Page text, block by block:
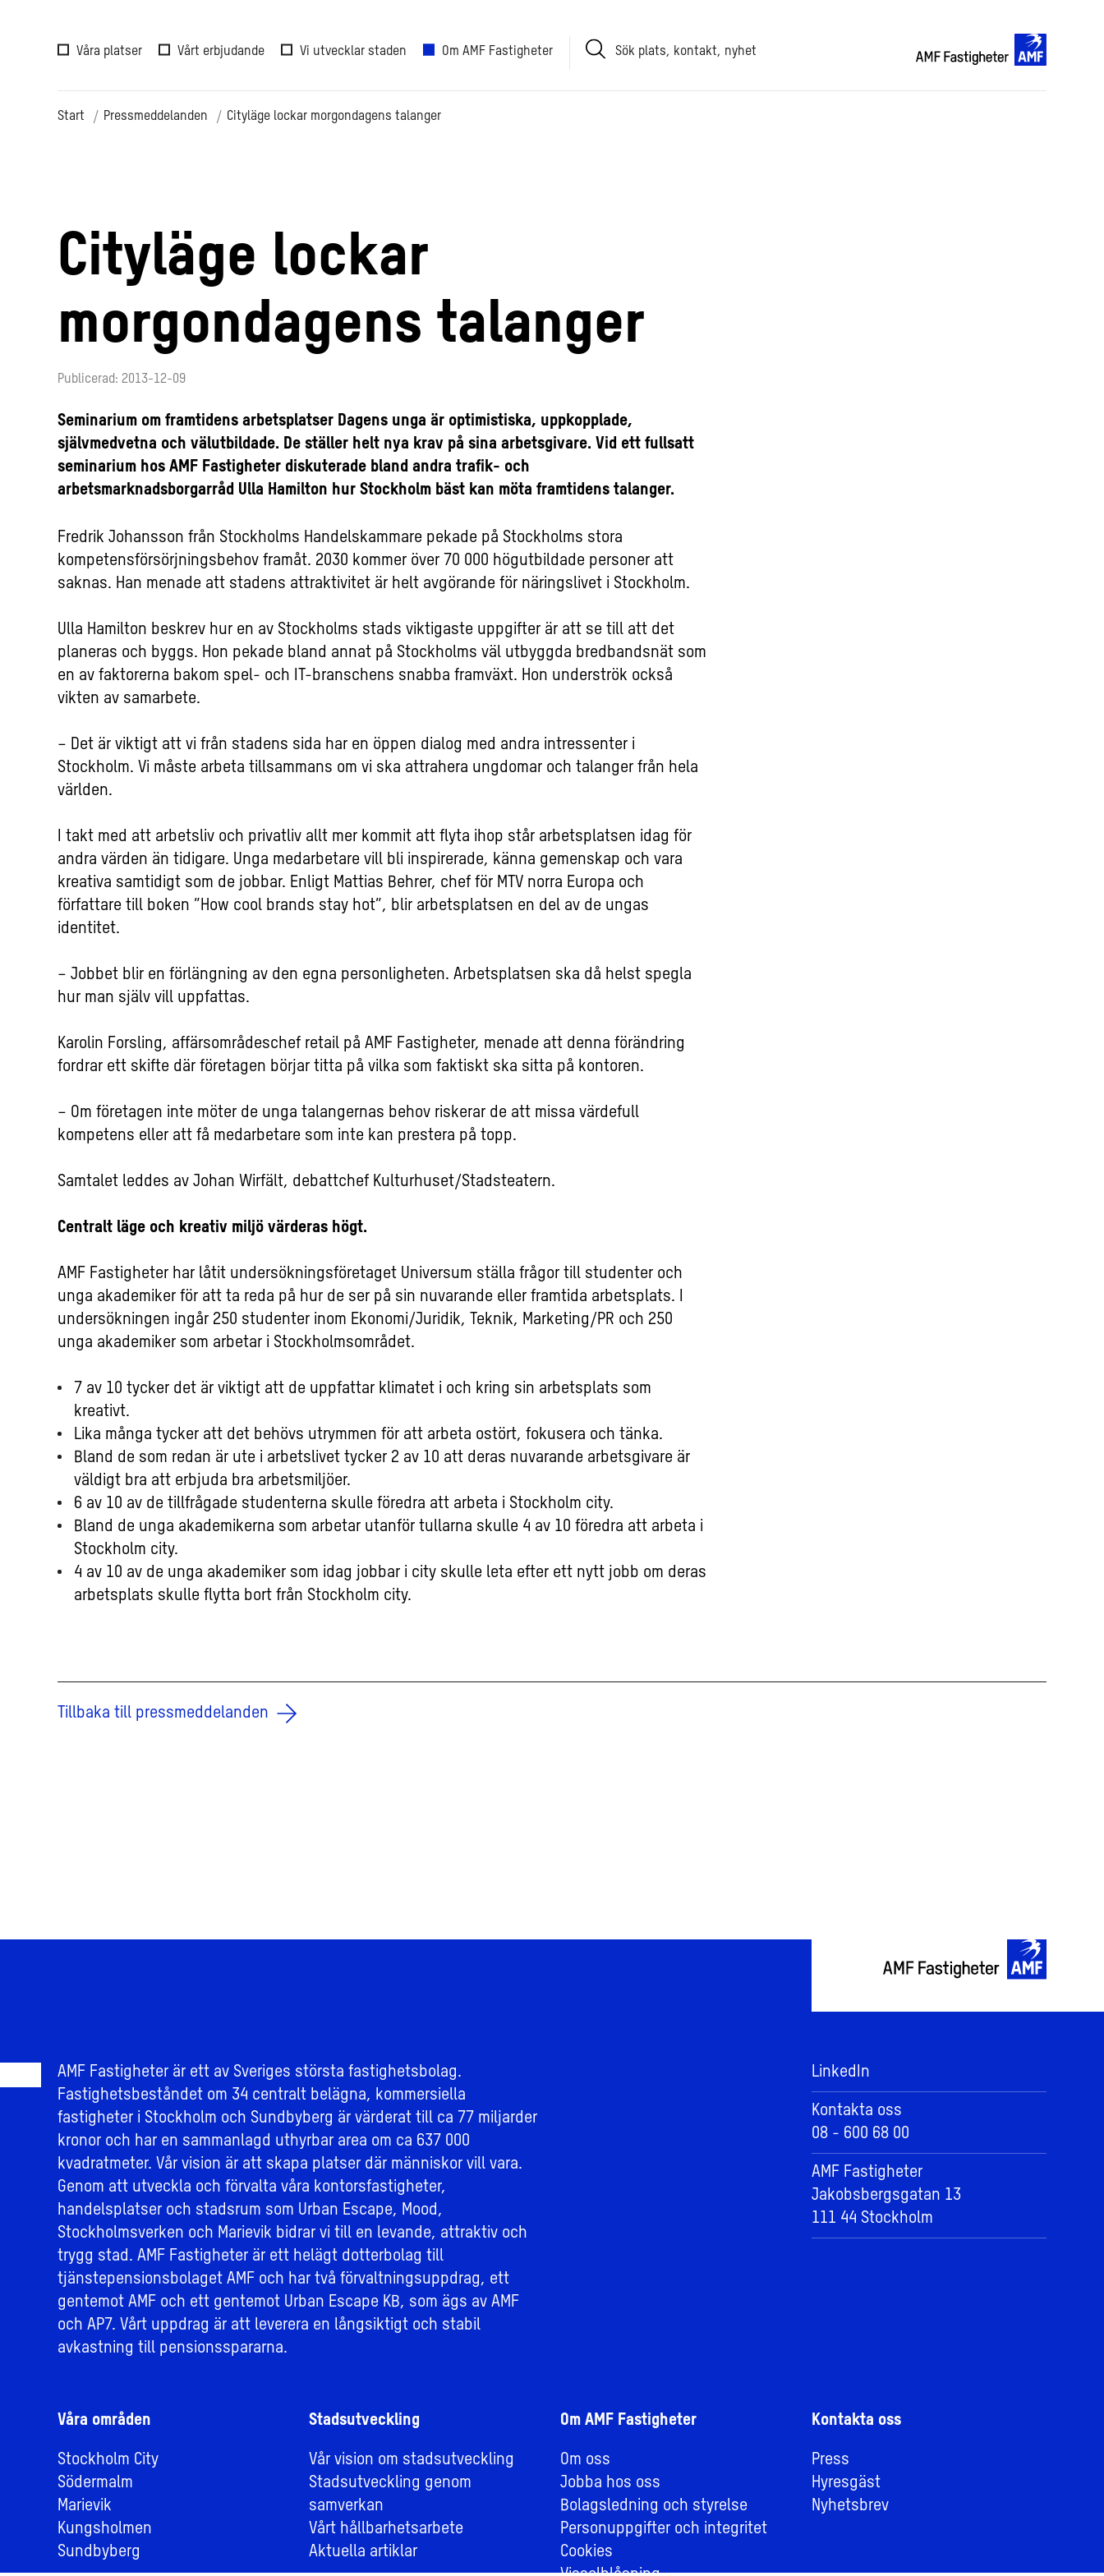
Våra platser Vårt erbjudande Vi utvecklar staden Om AMF Fastigheter
Sök
plats,
kontakt,
Start Pressmeddelanden Cityläge lockar morgondagens talanger
Cityläge lockar
morgondagens talanger
Publicerad: 2013-12-09
Seminarium om framtidens arbetsplatser Dagens unga är optimistiska, uppkopplade,
självmedvetna och välutbildade. De ställer helt nya krav på sina arbetsgivare. Vid ett fullsatt
seminarium hos AMF Fastigheter diskuterade bland andra trafik- och
arbetsmarknadsborgarråd Ulla Hamilton hur Stockholm bäst kan möta framtidens talanger.
Fredrik Johansson från Stockholms Handelskammare pekade på Stockholms stora
kompetensförsörjningsbehov framåt. 2030 kommer över 70 000 högutbildade personer att
saknas. Han menade att stadens attraktivitet är helt avgörande för näringslivet i Stockholm.
Ulla Hamilton beskrev hur en av Stockholms stads viktigaste uppgifter är att se till att det
planeras och byggs. Hon pekade bland annat på Stockholms väl utbyggda bredbandsnät som
en av faktorerna bakom spel- och IT-branschens snabba framväxt. Hon underströk också
vikten av samarbete.
– Det är viktigt att vi från stadens sida har en öppen dialog med andra intressenter i
Stockholm. Vi måste arbeta tillsammans om vi ska attrahera ungdomar och talanger från hela
världen.
I takt med att arbetsliv och privatliv allt mer kommit att flyta ihop står arbetsplatsen idag för
andra värden än tidigare. Unga medarbetare vill bli inspirerade, känna gemenskap och vara
kreativa samtidigt som de jobbar. Enligt Mattias Behrer, chef för MTV norra Europa och
författare till boken ”How cool brands stay hot”, blir arbetsplatsen en del av de ungas
identitet.
– Jobbet blir en förlängning av den egna personligheten. Arbetsplatsen ska då helst spegla
hur man själv vill uppfattas.
Karolin Forsling, affärsområdeschef retail på AMF Fastigheter, menade att denna förändring
fordrar ett skifte där företagen börjar titta på vilka som faktiskt ska sitta på kontoren.
– Om företagen inte möter de unga talangernas behov riskerar de att missa värdefull
kompetens eller att få medarbetare som inte kan prestera på topp.
Samtalet leddes av Johan Wirfält, debattchef Kulturhuset/Stadsteatern.
Centralt läge och kreativ miljö värderas högt.
AMF Fastigheter har låtit undersökningsföretaget Universum ställa frågor till studenter och
unga akademiker för att ta reda på hur de ser på sin nuvarande eller framtida arbetsplats. I
undersökningen ingår 250 studenter inom Ekonomi/Juridik, Teknik, Marketing/PR och 250
unga akademiker som arbetar i Stockholmsområdet.
7 av 10 tycker det är viktigt att de uppfattar klimatet i och kring sin arbetsplats som
kreativt.
Lika många tycker att det behövs utrymmen för att arbeta ostört, fokusera och tänka.
Bland de som redan är ute i arbetslivet tycker 2 av 10 att deras nuvarande arbetsgivare är
väldigt bra att erbjuda bra arbetsmiljöer.
6 av 10 av de tillfrågade studenterna skulle föredra att arbeta i Stockholm city.
Bland de unga akademikerna som arbetar utanför tullarna skulle 4 av 10 föredra att arbeta i
Stockholm city.
4 av 10 av de unga akademiker som idag jobbar i city skulle leta efter ett nytt jobb om deras
arbetsplats skulle flytta bort från Stockholm city.
Tillbaka till pressmeddelanden
AMF Fastigheter är ett av Sveriges största fastighetsbolag.
Fastighetsbeståndet om 34 centralt belägna, kommersiella
fastigheter i Stockholm och Sundbyberg är värderat till ca 77 miljarder
kronor och har en sammanlagd uthyrbar area om ca 637 000
kvadratmeter. Vår vision är att skapa platser där människor vill vara.
Genom att utveckla och förvalta våra kontorsfastigheter,
handelsplatser och stadsrum som Urban Escape, Mood,
Stockholmsverken och Marievik bidrar vi till en levande, attraktiv och
trygg stad. AMF Fastigheter är ett helägt dotterbolag till
tjänstepensionsbolaget AMF och har två förvaltningsuppdrag, ett
gentemot AMF och ett gentemot Urban Escape KB, som ägs av AMF
och AP7. Vårt uppdrag är att leverera en långsiktigt och stabil
avkastning till pensionsspararna.
LinkedIn
Kontakta oss
08 - 600 68 00
AMF Fastigheter
Jakobsbergsgatan 13
111 44 Stockholm
Våra områden
Stockholm City
Södermalm
Marievik
Kungsholmen
Sundbyberg
Stadsutveckling
Vår vision om stadsutveckling
Stadsutveckling genom
samverkan
Vårt hållbarhetsarbete
Aktuella artiklar
Om AMF Fastigheter
Om oss
Jobba hos oss
Bolagsledning och styrelse
Personuppgifter och integritet
Cookies
Kontakta oss
Press
Hyresgäst
Nyhetsbrev